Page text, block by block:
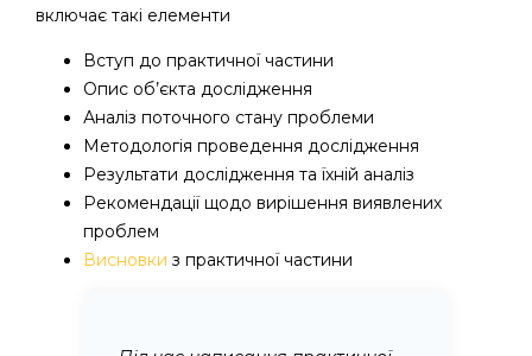
включає такі елементи
Вступ до практичної частини
Опис об’єкта дослідження
Аналіз поточного стану проблеми
Методологія проведення дослідження
Результати дослідження та їхній аналіз
Рекомендації щодо вирішення виявлених
проблем
Висновки з практичної частини